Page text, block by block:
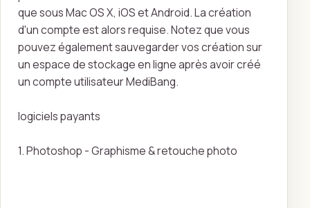
que sous Mac OS X, iOS et Android. La création
d'un compte est alors requise. Notez que vous
pouvez également sauvegarder vos création sur
un espace de stockage en ligne après avoir créé
un compte utilisateur MediBang.
logiciels payants
1. Photoshop - Graphisme & retouche photo